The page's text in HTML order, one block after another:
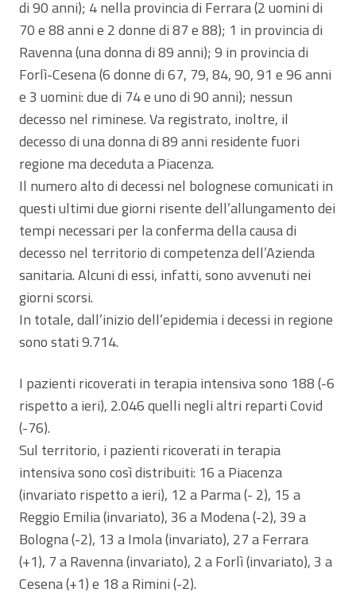
di 90 anni); 4 nella provincia di Ferrara (2 uomini di
70 e 88 anni e 2 donne di 87 e 88); 1 in provincia di
Ravenna (una donna di 89 anni); 9 in provincia di
Forlì-Cesena (6 donne di 67, 79, 84, 90, 91 e 96 anni
e 3 uomini: due di 74 e uno di 90 anni); nessun
decesso nel riminese. Va registrato, inoltre, il
decesso di una donna di 89 anni residente fuori
regione ma deceduta a Piacenza.
Il numero alto di decessi nel bolognese comunicati in
questi ultimi due giorni risente dell’allungamento dei
tempi necessari per la conferma della causa di
decesso nel territorio di competenza dell’Azienda
sanitaria. Alcuni di essi, infatti, sono avvenuti nei
giorni scorsi.
In totale, dall’inizio dell’epidemia i decessi in regione
sono stati 9.714.
I pazienti ricoverati in terapia intensiva sono 188 (-6
rispetto a ieri), 2.046 quelli negli altri reparti Covid
(-76).
Sul territorio, i pazienti ricoverati in terapia
intensiva sono così distribuiti: 16 a Piacenza
(invariato rispetto a ieri), 12 a Parma (- 2), 15 a
Reggio Emilia (invariato), 36 a Modena (-2), 39 a
Bologna (-2), 13 a Imola (invariato), 27 a Ferrara
(+1), 7 a Ravenna (invariato), 2 a Forlì (invariato), 3 a
Cesena (+1) e 18 a Rimini (-2).